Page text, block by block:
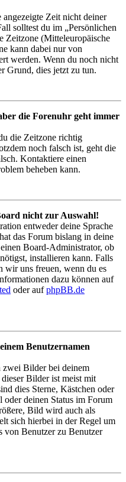
Zeit nicht deiner
solltest du im „Persönlichen
Zeitzone (Mitteleuropäische
kann dabei nur von
werden. Wenn du noch nicht
Grund, dies jetzt zu tun.
die Forenuhr geht immer
die Zeitzone richtig
noch falsch ist, geht die
Kontaktiere einen
beheben kann.
nicht zur Auswahl!
entweder deine Sprache
das Forum bislang in deine
Board-Administrator, ob
installieren kann. Falls
wir uns freuen, wenn du es
dazu können auf
oder aufphpBB.de
Benutzernamen
zwei Bilder bei deinem
Bilder ist meist mit
dies Sterne, Kästchen oder
oder deinen Status im Forum
Bild wird auch als
sich hierbei in der Regel um
von Benutzer zu Benutzer